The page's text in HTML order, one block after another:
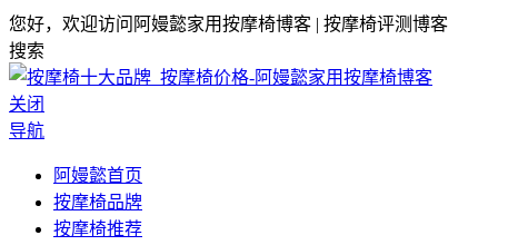
您好，欢迎访问阿嫚懿家用按摩椅博客 | 按摩椅评测博客
搜索
关闭
导航
阿嫚懿首页
按摩椅品牌
按摩椅推荐